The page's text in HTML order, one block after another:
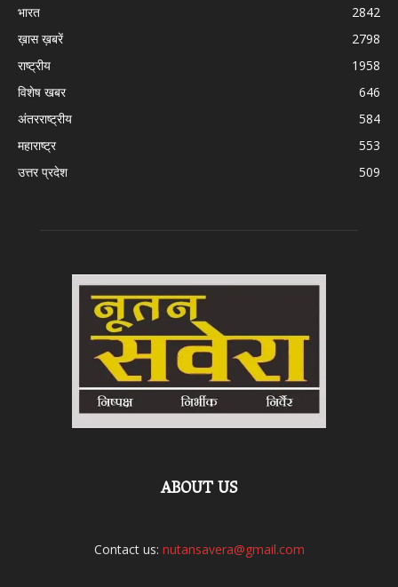
भारत
2842
ख़ास ख़बरें
2798
राष्ट्रीय
1958
विशेष खबर
646
अंतरराष्ट्रीय
584
महाराष्ट्र
553
उत्तर प्रदेश
509
ABOUT US
Contact us: nutansavera@gmail.com